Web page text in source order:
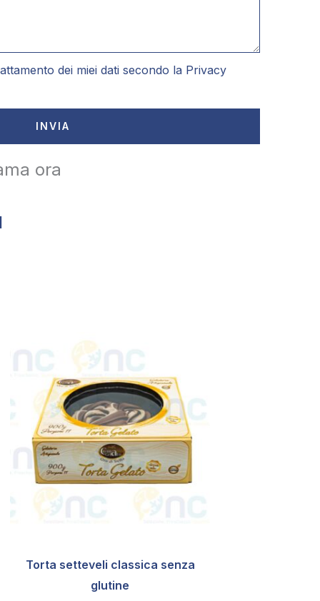
dei miei dati secondo la Privacy
INVIA
ora
Torta setteveli classica senza
glutine